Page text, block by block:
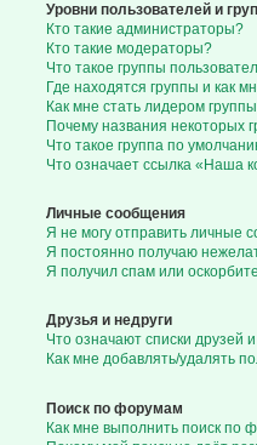
Уровни пользователей и
Кто такие администраторы?
Кто такие модераторы?
Что такое группы
Где находятся группы и как
Как мне стать лидером
Почему названия некоторых
Что такое группа по
Что означает ссылка «Наша
Личные сообщения
Я не могу отправить личные
Я постоянно получаю
Я получил спам или
Друзья и недруги
Что означают списки друзей
Как мне добавлять/удалять
Поиск по форумам
Как мне выполнить поиск по